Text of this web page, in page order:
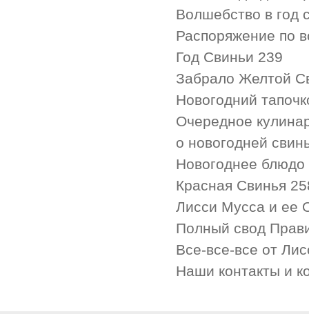
Волшебство в год
Распоряжение по
Год Свиньи 239
Забрало Желтой
Новогодний
Очередное
о новогодней
Новогоднее блюдо
Красная Свинья
Лисси Мусса и
Полный свод
Все-все-все от
Наши контакты и